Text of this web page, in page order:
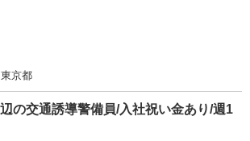
京都
の交通誘導警備員/入社祝い金あり/週1